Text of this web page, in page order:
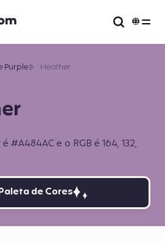
#A484AC e o RGB é 164, 132,
Purple Heather
de Cores